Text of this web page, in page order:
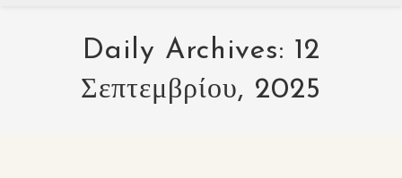
Daily Archives: 12
Σεπτεμβρίου, 2025